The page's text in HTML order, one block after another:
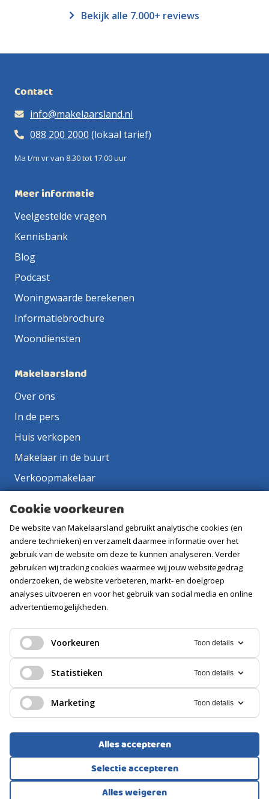
Bekijk alle 7.000+ reviews
Contact
info@makelaarsland.nl
088 200 2000 (lokaal tarief)
Ma t/m vr van 8.30 tot 17.00 uur
Meer informatie
Veelgestelde vragen
Kennisbank
Blog
Podcast
Woningwaarde berekenen
Informatiebrochure
Woondiensten
Makelaarsland
Over ons
In de pers
Huis verkopen
Makelaar in de buurt
Verkoopmakelaar
Vacatures
Volg ons
Voorwaarden Privacyverklaring
Cookie voorkeuren
De website van Makelaarsland gebruikt analytische cookies (en
andere technieken) en verzamelt daarmee informatie over het
gebruik van de website om deze te kunnen analyseren. Verder
gebruiken wij tracking cookies waarmee wij jouw websitegedrag
onderzoeken, de website verbeteren, markt- en doelgroep
analyses uitvoeren en voor het gebruik van social media en online
advertentiemogelijkheden.
Voorkeuren Toon details
Statistieken Toon details
Marketing Toon details
Alles accepteren
Selectie accepteren
Alles weigeren